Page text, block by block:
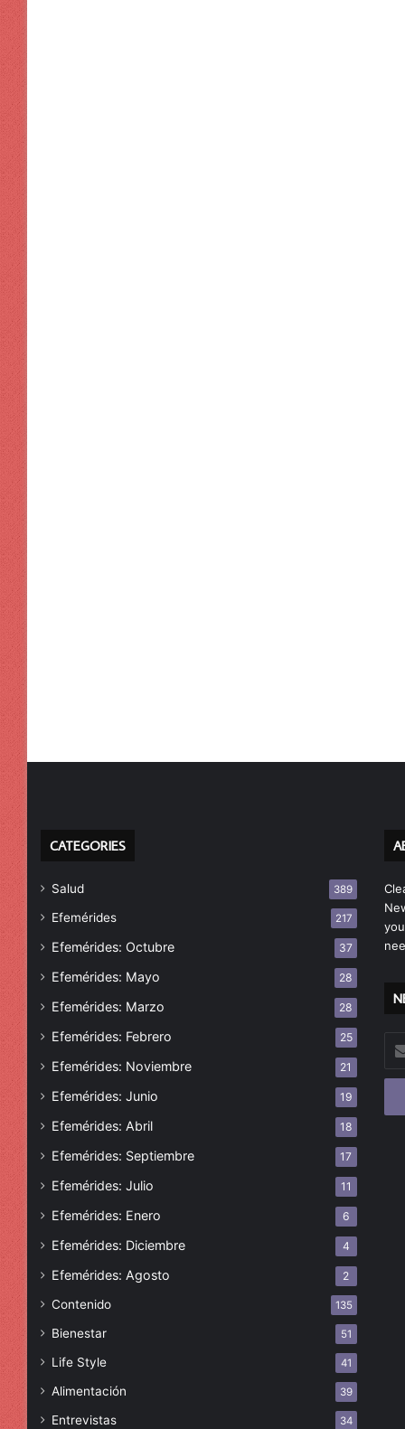
CATEGORIES
Salud 389
Efemérides 217
Efemérides: Octubre 37
Efemérides: Mayo 28
Efemérides: Marzo 28
Efemérides: Febrero 25
Efemérides: Noviembre 21
Efemérides: Junio 19
Efemérides: Abril 18
Efemérides: Septiembre 17
Efemérides: Julio 11
Efemérides: Enero 6
Efemérides: Diciembre 4
Efemérides: Agosto 2
Contenido 135
Bienestar 51
Life Style 41
Alimentación 39
Entrevistas 34